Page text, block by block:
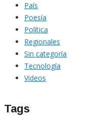
País
Poesía
Política
Regionales
Sin categoría
Tecnología
Videos
Tags